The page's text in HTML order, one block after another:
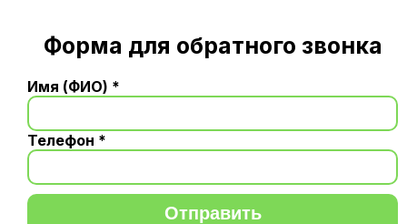
Форма для обратного звонка
Имя (ФИО) *
Телефон *
Отправить